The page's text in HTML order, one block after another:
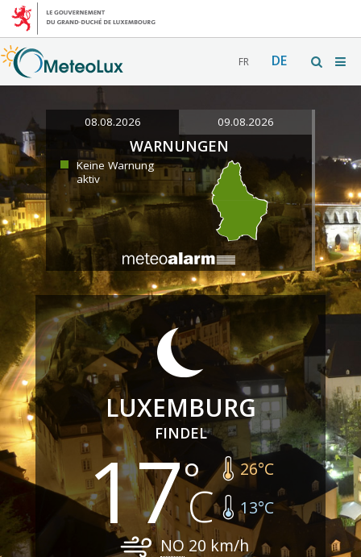
FR DE
08.08.2026 09.08.2026
WARNUNGEN
Keine Warnung
aktiv
LUXEMBURG
FINDEL
17 26°C
13°C
NO 20 km/h